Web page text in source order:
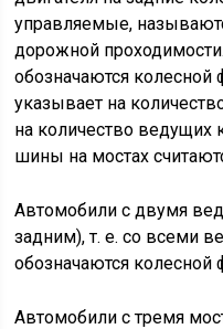
управляемые,
дорожной
обозначаются
указывает на
на количество ведущих
шины на мостах
Автомобили с двумя
задним), т. е. со всеми
обозначаются колесной
Автомобили с тремя